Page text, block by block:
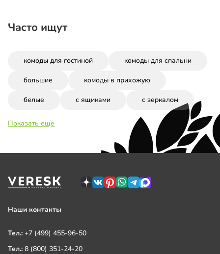
Часто ищут
комоды для гостиной комоды для спальни
большие комоды в прихожую
белые с ящиками с зеркалом
Показать еще
Наши контакты
Тел.: +7 (499) 455-96-50
Тел.: 8 (800) 351-24-20